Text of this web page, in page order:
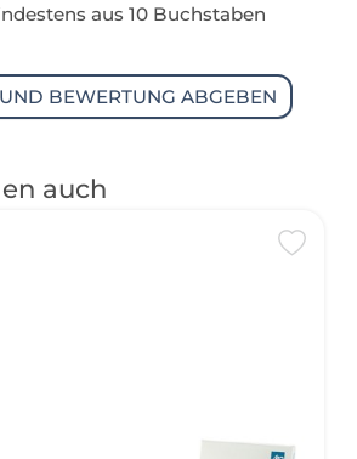
aus 10 Buchstaben
BEWERTUNG ABGEBEN
auch